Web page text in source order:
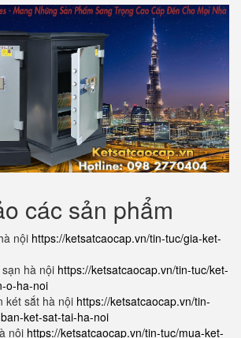
các sản phẩm
nội https://ketsatcaocap.vn/tin-tuc/gia-ket-
hà nội https://ketsatcaocap.vn/tin-tuc/ket-
o-ha-noi
két sắt hà nội https://ketsatcaocap.vn/tin-
ket-sat-tai-ha-noi
nội https://ketsatcaocap.vn/tin-tuc/mua-ket-